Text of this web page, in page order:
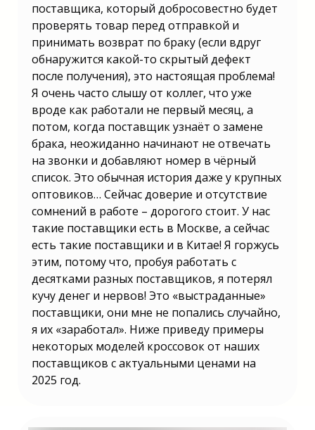
поставщика, который добросовестно будет
проверять товар перед отправкой и
принимать возврат по браку (если вдруг
обнаружится какой-то скрытый дефект
после получения), это настоящая проблема!
Я очень часто слышу от коллег, что уже
вроде как работали не первый месяц, а
потом, когда поставщик узнаёт о замене
брака, неожиданно начинают не отвечать
на звонки и добавляют номер в чёрный
список. Это обычная история даже у крупных
оптовиков… Сейчас доверие и отсутствие
сомнений в работе – дорогого стоит. У нас
такие поставщики есть в Москве, а сейчас
есть такие поставщики и в Китае! Я горжусь
этим, потому что, пробуя работать с
десятками разных поставщиков, я потерял
кучу денег и нервов! Это «выстраданные»
поставщики, они мне не попались случайно,
я их «заработал». Ниже приведу примеры
некоторых моделей кроссовок от наших
поставщиков с актуальными ценами на
2025 год.